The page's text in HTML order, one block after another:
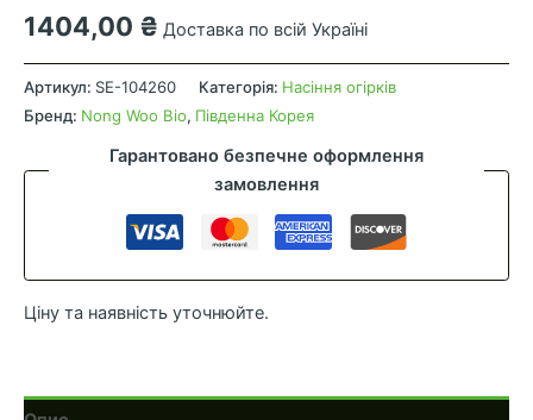
1404,00 ₴ Доставка по всій Україні
Огірок
Афсар
F1
Артикул: SE-104260 Категорія: Насіння огірків
Бренд: Nong Woo Bio, Південна Корея
Гарантовано безпечне оформлення
замовлення
Ціну та наявність уточнюйте.